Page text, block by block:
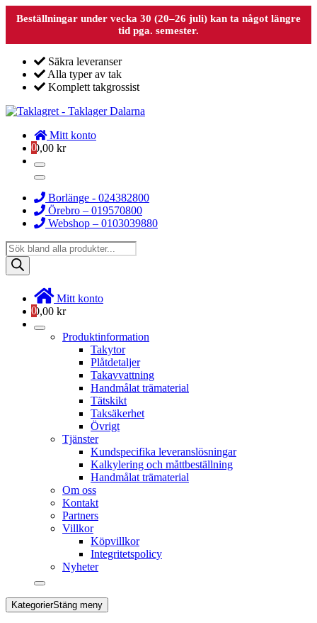
Beställningar under vecka 30 (20–26 juli) kan ta något längre
tid pga. semester.
Säkra leveranser
Alla typer av tak
Komplett takgrossist
Mitt konto
00,00 kr
Borlänge - 024382800
Örebro – 019570800
Webshop – 0103039880
Products
search
Mitt konto
00,00 kr
Produktinformation
Takytor
Plåtdetaljer
Takavvattning
Handmålat trämaterial
Tätskikt
Taksäkerhet
Övrigt
Tjänster
Kundspecifika leveranslösningar
Kalkylering och måttbeställning
Handmålat trämaterial
Om oss
Kontakt
Partners
Villkor
Köpvillkor
Integritetspolicy
Nyheter
KategorierStäng meny